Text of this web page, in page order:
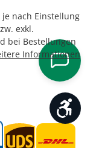
nach Einstellung
exkl.
bei Bestellungen
Informationen